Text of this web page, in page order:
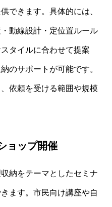
できます。具体的には、
動線設計・定位置ルール
タイルに合わせて提案
のサポートが可能です。
依頼を受ける範囲や規模
ョップ開催
納をテーマとしたセミナ
ます。市民向け講座や自